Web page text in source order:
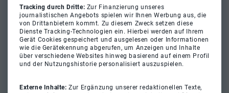
Tracking durch Dritte: Zur Finanzierung unseres
journalistischen Angebots spielen wir Ihnen Werbung aus, die
von Drittanbietern kommt. Zu diesem Zweck setzen diese
Dienste Tracking-Technologien ein. Hierbei werden auf Ihrem
Gerät Cookies gespeichert und ausgelesen oder Informationen
wie die Gerätekennung abgerufen, um Anzeigen und Inhalte
über verschiedene Websites hinweg basierend auf einem Profil
und der Nutzungshistorie personalisiert auszuspielen.
Externe Inhalte:Zur Ergänzung unserer redaktionellen Texte,